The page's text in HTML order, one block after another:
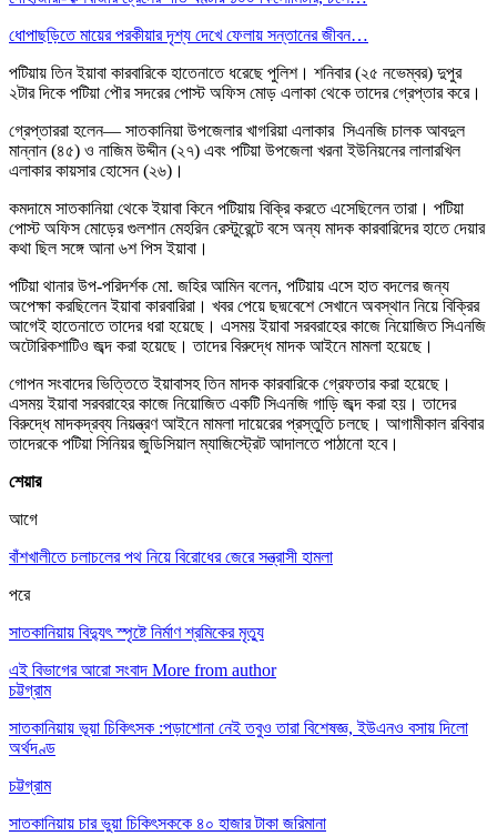
ধোপাছড়িতে মায়ের পরকীয়ার দৃশ্য দেখে ফেলায় সন্তানের জীবন…
পটিয়ায় তিন ইয়াবা কারবারিকে হাতেনাতে ধরেছে পুলিশ। শনিবার (২৫ নভেম্বর) দুপুর
২টার দিকে পটিয়া পৌর সদরের পোস্ট অফিস মোড় এলাকা থেকে তাদের গ্রেপ্তার করে।
গ্রেপ্তাররা হলেন— সাতকানিয়া উপজেলার খাগরিয়া এলাকার সিএনজি চালক আবদুল
মান্নান (৪৫) ও নাজিম উদ্দীন (২৭) এবং পটিয়া উপজেলা খরনা ইউনিয়নের লালারখিল
এলাকার কায়সার হোসেন (২৬)।
কমদামে সাতকানিয়া থেকে ইয়াবা কিনে পটিয়ায় বিক্রি করতে এসেছিলেন তারা। পটিয়া
পোস্ট অফিস মোড়ের গুলশান মেহরিন রেস্টুরেন্টে বসে অন্য মাদক কারবারিদের হাতে দেয়ার
কথা ছিল সঙ্গে আনা ৬শ পিস ইয়াবা।
পটিয়া থানার উপ-পরিদর্শক মো. জহির আমিন বলেন, পটিয়ায় এসে হাত বদলের জন্য
অপেক্ষা করছিলেন ইয়াবা কারবারিরা। খবর পেয়ে ছদ্মবেশে সেখানে অবস্থান নিয়ে বিক্রির
আগেই হাতেনাতে তাদের ধরা হয়েছে। এসময় ইয়াবা সরবরাহের কাজে নিয়োজিত সিএনজি
অটোরিকশাটিও জব্দ করা হয়েছে। তাদের বিরুদ্ধে মাদক আইনে মামলা হয়েছে।
গোপন সংবাদের ভিত্তিতে ইয়াবাসহ তিন মাদক কারবারিকে গ্রেফতার করা হয়েছে।
এসময় ইয়াবা সরবরাহের কাজে নিয়োজিত একটি সিএনজি গাড়ি জব্দ করা হয়। তাদের
বিরুদ্ধে মাদকদ্রব্য নিয়ন্ত্রণ আইনে মামলা দায়েরের প্রস্তুতি চলছে। আগামীকাল রবিবার
তাদেরকে পটিয়া সিনিয়র জুডিসিয়াল ম্যাজিস্ট্রেট আদালতে পাঠানো হবে।
শেয়ার
আগে
বাঁশখালীতে চলাচলের পথ নিয়ে বিরোধের জেরে সন্ত্রাসী হামলা
পরে
সাতকানিয়ায় বিদ্যুৎ স্পৃষ্টে নির্মাণ শ্রমিকের মৃত্যু
এই বিভাগের আরো সংবাদ More from author
চট্টগ্রাম
সাতকানিয়ায় ভূয়া চিকিৎসক :পড়াশোনা নেই তবুও তারা বিশেষজ্ঞ, ইউএনও বসায় দিলো
অর্থদণ্ড
চট্টগ্রাম
সাতকানিয়ায় চার ভুয়া চিকিৎসককে ৪০ হাজার টাকা জরিমানা